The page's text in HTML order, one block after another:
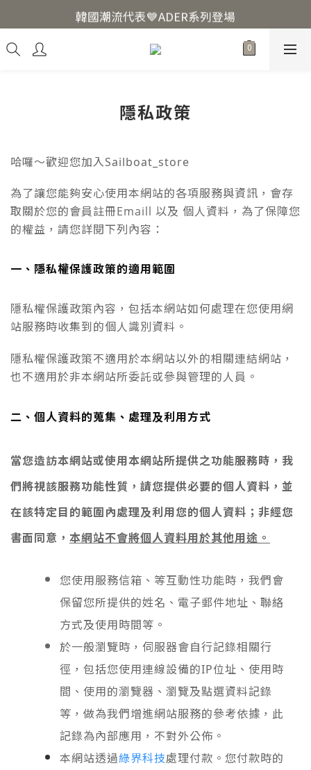
韓國爆紅🔥LUODIN Y2K相機📷
韓國潮流代表💙ADER系列登場
韓國爆紅🔥LUODIN Y2K相機📷
隱私政策
哈囉～歡迎您加入Sailboat_store
為了讓您能夠安心使用本網站的各項服務與資訊， 會存
取關於您的會員註冊Emaill 以及 個人資料 ，為了保障您
的權益，請您詳閱下列內容：
一、隱私權保護政策的適用範圍
隱私權保護政策內容，包括本網站如何處理在您使用網
站服務時收集到的個人識別資料。
隱私權保護政策不適用於本網站以外的相關連結網站，
也不適用於非本網站所委託或參與管理的人員。
二、個人資料的蒐集、處理及利用方式
當您造訪本網站或使用本網站所提供之功能服務時，我
們將視該服務功能性質，請您提供必要的個人資料，並
在該特定目的範圍內處理及利用您的個人資料；非經您
書面同意， 本網站不會將個人資料用於其他用途。
您使用服務信箱、等互動性功能時，我們會
保留您所提供的姓名、電子郵件地址、聯絡
方式及使用時間等。
於一般瀏覽時，伺服器會自行記錄相關行
徑，包括您使用連線設備的IP位址、使用時
間、使用的瀏覽器、瀏覽及點選資料記錄
等，做為我們增進網站服務的參考依據，此
記錄為內部應用，不對外公佈。
本網站透過綠界科技處理付款 。您付款時的